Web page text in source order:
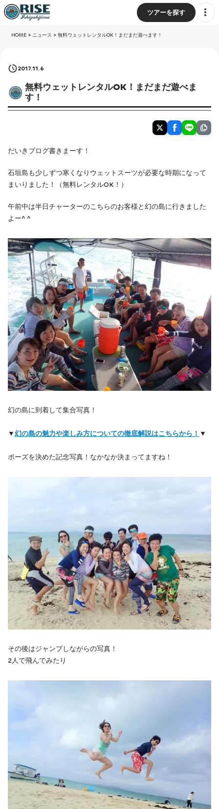
ツアーを探す
HOME> ニュース > 無料ウェットレンタルOK！まだまだ遊べます！
2017.11.6
無料ウェットレンタルOK！まだまだ遊べま
す！
だいきブログ書きまーす！
石垣島も少しずつ寒くなりウェットスーツが必要な時期になって
まいりました！（無料レンタルOK！）
午前中は半日チャーターのこちらのお客様と幻の島に行きました
よー^ ^
幻の島に到着して集合写真！
▼幻の島の魅力や楽しみ方についての徹底解説はこちらから！ ▼
ポーズを決めた記念写真！なかなか決まってますね！
その後はジャンプしながらの写真！
2人で飛んでみたり